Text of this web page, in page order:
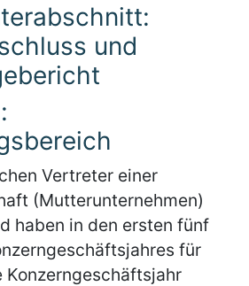
und
Vertreter einer
(Mutterunternehmen)
haben in den ersten fünf
für
Konzerngeschäftsjahr